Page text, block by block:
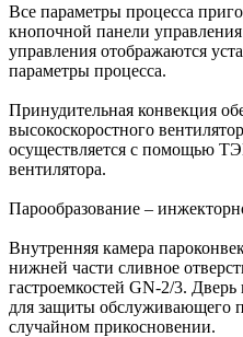
Все параметры процесса
кнопочной панели
управления отображаются
параметры процесса.
Принудительная конвекция
высокоскоростного
осуществляется с помощью
вентилятора.
Парообразование –
Внутренняя камера
нижней части сливное
гастроемкостей GN-2/3.
для защиты обслуживающего
случайном прикосновении.